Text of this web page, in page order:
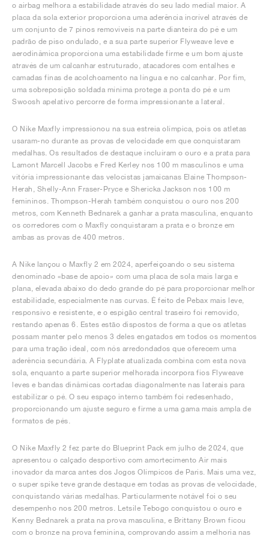
o airbag melhora a estabilidade através do seu lado medial maior. A
placa da sola exterior proporciona uma aderência incrível através de
um conjunto de 7 pinos removíveis na parte dianteira do pé e um
padrão de piso ondulado, e a sua parte superior Flyweave leve e
aerodinâmica proporciona uma estabilidade firme e um bom ajuste
através de um calcanhar estruturado, atacadores com entalhes e
camadas finas de acolchoamento na língua e no calcanhar. Por fim,
uma sobreposição soldada mínima protege a ponta do pé e um
Swoosh apelativo percorre de forma impressionante a lateral.
O Nike Maxfly impressionou na sua estreia olímpica, pois os atletas
usaram-no durante as provas de velocidade em que conquistaram
medalhas. Os resultados de destaque incluíram o ouro e a prata para
Lamont Marcell Jacobs e Fred Kerley nos 100 m masculinos e uma
vitória impressionante das velocistas jamaicanas Elaine Thompson-
Herah, Shelly-Ann Fraser-Pryce e Shericka Jackson nos 100 m
femininos. Thompson-Herah também conquistou o ouro nos 200
metros, com Kenneth Bednarek a ganhar a prata masculina, enquanto
os corredores com o Maxfly conquistaram a prata e o bronze em
ambas as provas de 400 metros.
A Nike lançou o Maxfly 2 em 2024, aperfeiçoando o seu sistema
denominado «base de apoio» com uma placa de sola mais larga e
plana, elevada abaixo do dedo grande do pé para proporcionar melhor
estabilidade, especialmente nas curvas. É feito de Pebax mais leve,
responsivo e resistente, e o espigão central traseiro foi removido,
restando apenas 6. Estes estão dispostos de forma a que os atletas
possam manter pelo menos 3 deles engatados em todos os momentos
para uma tração ideal, com nós arredondados que oferecem uma
aderência secundária. A Flyplate atualizada combina com esta nova
sola, enquanto a parte superior melhorada incorpora fios Flyweave
leves e bandas dinâmicas cortadas diagonalmente nas laterais para
estabilizar o pé. O seu espaço interno também foi redesenhado,
proporcionando um ajuste seguro e firme a uma gama mais ampla de
formatos de pés.
O Nike Maxfly 2 fez parte do Blueprint Pack em julho de 2024, que
apresentou o calçado desportivo com amortecimento Air mais
inovador da marca antes dos Jogos Olímpicos de Paris. Mais uma vez,
o super spike teve grande destaque em todas as provas de velocidade,
conquistando várias medalhas. Particularmente notável foi o seu
desempenho nos 200 metros. Letsile Tebogo conquistou o ouro e
Kenny Bednarek a prata na prova masculina, e Brittany Brown ficou
com o bronze na prova feminina, comprovando assim a melhoria nas